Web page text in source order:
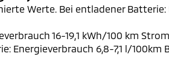
Werte. Bei entladener Batterie:
16-19,1 kWh/100 km
Energieverbrauch 6,8-7,1 l/100km